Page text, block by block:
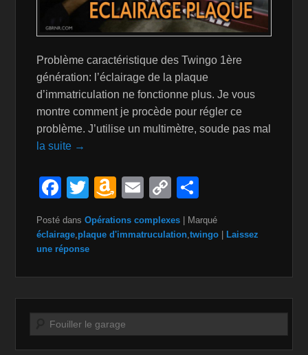
Problème caractéristique des Twingo 1ère
génération: l’éclairage de la plaque
d’immatriculation ne fonctionne plus. Je vous
montre comment je procède pour régler ce
problème. J’utilise un multimètre, soude pas mal
la suite →
F
c
e
b
o
o
k
T
wi
tt
er
A
a
o
n
W
is
E
ail
C
p
Li
n
k
ta
er
Posté dans Opérations complexes
Marqué
éclairage,plaque d'immatruculation,twingo
Laissez
une réponse
Recherche